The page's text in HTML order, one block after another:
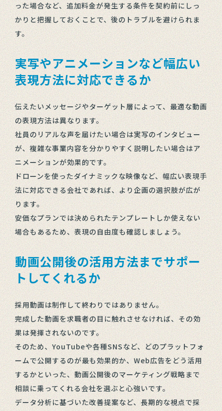
った場合など、追加料金が発生する条件を契約前にしっ
かりと把握しておくことで、後のトラブルを避けられま
す。
実写やアニメーションなど幅広い
表現方法に対応できるか
伝えたいメッセージやターゲット層によって、最適な動画
の表現方法は異なります。
社員のリアルな声を届けたい場合は実写のインタビュー
が、複雑な事業内容を分かりやすく説明したい場合はア
ニメーションが効果的です。
ドローンを使ったダイナミックな映像など、幅広い表現手
法に対応できる会社であれば、より企画の選択肢が広が
ります。
安価なプランでは決められたテンプレートしか使えない
場合もあるため、表現の自由度も確認しましょう。
動画公開後の活用方法までサポー
トしてくれるか
採用動画は制作して終わりではありません。
完成した動画を求職者の目に触れさせなければ、その効
果は発揮されないのです。
そのため、YouTubeや各種SNSなど、どのプラットフォ
ームで公開するのが最も効果的か、Web広告をどう活用
するかといった、動画公開後のマーケティング戦略まで
相談に乗ってくれる会社を選ぶと心強いです。
データ分析に基づいた改善提案など、長期的な視点で採